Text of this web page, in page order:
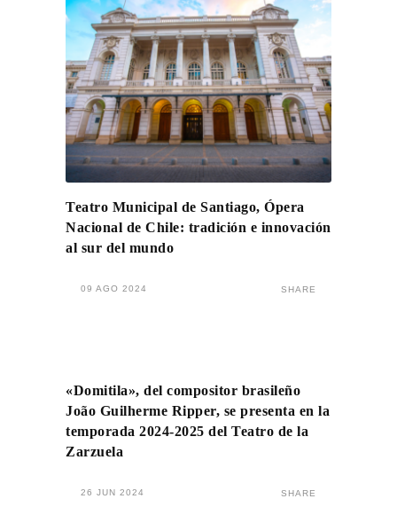
Teatro Municipal de Santiago, Ópera
Nacional de Chile: tradición e innovación
al sur del mundo
09 AGO 2024 SHARE
«Domitila», del compositor brasileño
João Guilherme Ripper, se presenta en la
temporada 2024-2025 del Teatro de la
Zarzuela
26 JUN 2024 SHARE